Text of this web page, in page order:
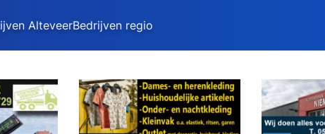
AlteveerBedrijven regio